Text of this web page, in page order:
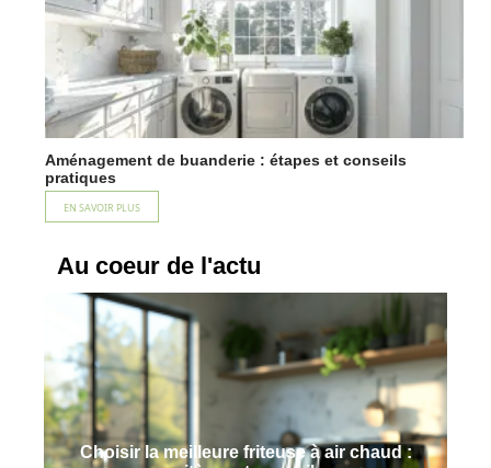
Aménagement de buanderie : étapes et conseils
pratiques
EN SAVOIR PLUS
Au coeur de l'actu
Choisir la meilleure friteuse à air chaud :